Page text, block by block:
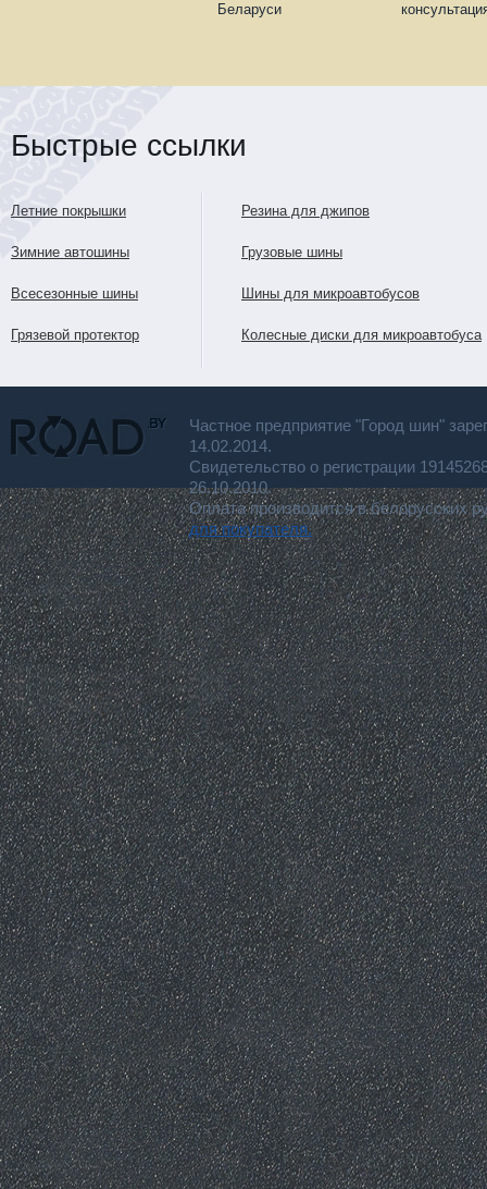
Беларуси
Быстрые ссылки
Летние покрышки
Зимние автошины
Всесезонные шины
Грязевой протектор
Резина для джипов
Грузовые шины
Шины для микроавтобусов
Колесные диски для микроавтобуса
Частное предприятие "Город шин"
14.02.2014.
Свидетельство о регистрации
26.10.2010.
Оплата производится в белорусских
для покупателя.